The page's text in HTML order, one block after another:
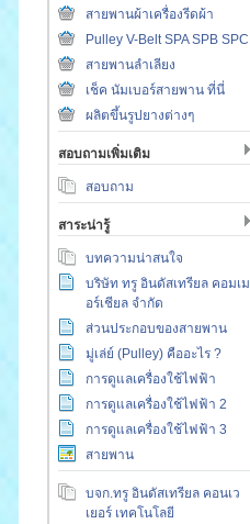
สายพานผ้าเครื่องรีดผ้า
Pulley V-Belt SPA SPB SPC
สายพานลำเลียง
เช็ค นัมเบอร์สายพาน ที่นี่
ผลิตขึ้นรูปยางต่างๆ
สอบถามเพิ่มเติม
สอบถาม
สาระน่ารู้
บทความน่าสนใจ
บริษัท ทรู อินดัสเทรียล คอมเม
อร์เชียล จำกัด
ส่วนประกอบของสายพาน
มู่เล่ย์ (Pulley) คืออะไร ?
การดูแลเครื่องใช้ไฟฟ้า
การดูแลเครื่องใช้ไฟฟ้า 2
การดูแลเครื่องใช้ไฟฟ้า 3
สายพาน
บจก.ทรู อินดัสเทรียล คอนเว
เยอร์ เทคโนโลยี